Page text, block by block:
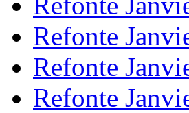
Refonte
Refonte
Refonte